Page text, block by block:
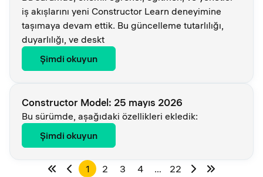
iş akışlarını yeni Constructor Learn deneyimine
taşımaya devam ettik. Bu güncelleme tutarlılığı,
duyarlılığı, ve deskt
Şimdi okuyun
Constructor Model: 25 mayıs 2026
Bu sürümde, aşağıdaki özellikleri ekledik:
Şimdi okuyun
1 2 3 4 … 22